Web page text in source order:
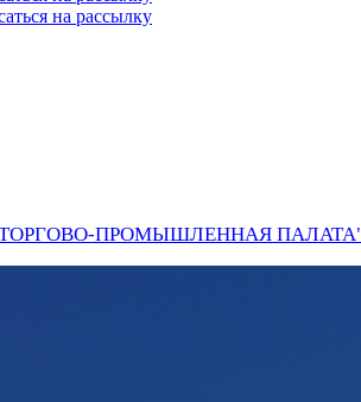
на рассылку
ПРОМЫШЛЕННАЯ